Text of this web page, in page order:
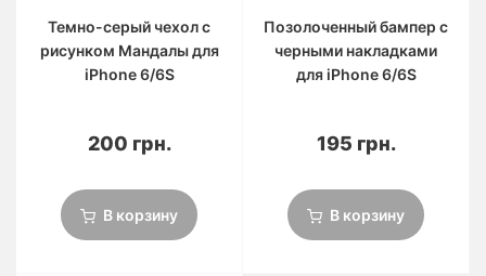
Темно-серый чехол с
рисунком Мандалы для
iPhone 6/6S
200 грн.
В корзину
Позолоченный бампер с
черными накладками
для iPhone 6/6S
195 грн.
В корзину